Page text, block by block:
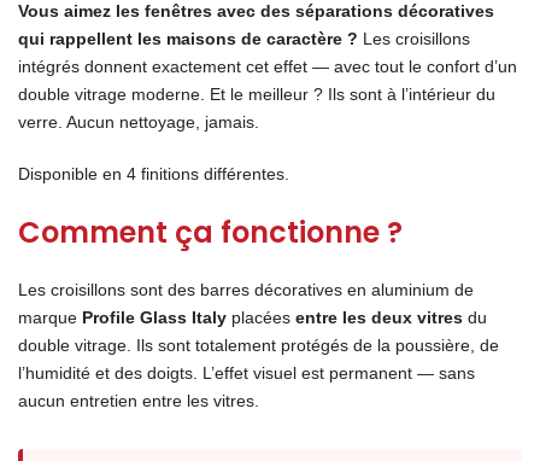
Vous aimez les fenêtres avec des séparations décoratives
qui rappellent les maisons de caractère ? Les croisillons
intégrés donnent exactement cet effet — avec tout le confort d’un
double vitrage moderne. Et le meilleur ? Ils sont à l’intérieur du
verre. Aucun nettoyage, jamais.
Disponible en 4 finitions différentes.
Comment ça fonctionne ?
Les croisillons sont des barres décoratives en aluminium de
marque Profile Glass Italy placées entre les deux vitres du
double vitrage. Ils sont totalement protégés de la poussière, de
l’humidité et des doigts. L’effet visuel est permanent — sans
aucun entretien entre les vitres.